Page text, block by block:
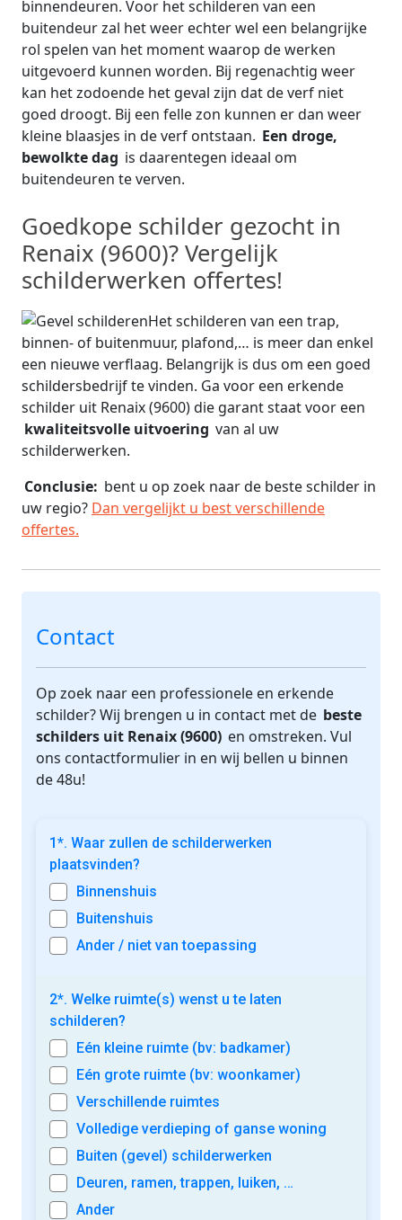
binnendeuren. Voor het schilderen van een
buitendeur zal het weer echter wel een belangrijke
rol spelen van het moment waarop de werken
uitgevoerd kunnen worden. Bij regenachtig weer
kan het zodoende het geval zijn dat de verf niet
goed droogt. Bij een felle zon kunnen er dan weer
kleine blaasjes in de verf ontstaan. Een droge,
bewolkte dag is daarentegen ideaal om
buitendeuren te verven.
Goedkope schilder gezocht in
Renaix (9600)? Vergelijk
schilderwerken offertes!
Het schilderen van een trap,
binnen- of buitenmuur, plafond,… is meer dan enkel
een nieuwe verflaag. Belangrijk is dus om een goed
schildersbedrijf te vinden. Ga voor een erkende
schilder uit Renaix (9600) die garant staat voor een
kwaliteitsvolle uitvoering van al uw
schilderwerken.
Conclusie: bent u op zoek naar de beste schilder in
uw regio? Dan vergelijkt u best verschillende
offertes.
Contact
Op zoek naar een professionele en erkende
schilder? Wij brengen u in contact met de beste
schilders uit Renaix (9600) en omstreken. Vul
ons contactformulier in en wij bellen u binnen
de 48u!
1*. Waar zullen de schilderwerken
plaatsvinden?
Binnenshuis
Buitenshuis
Ander / niet van toepassing
2*. Welke ruimte(s) wenst u te laten
schilderen?
Eén kleine ruimte (bv: badkamer)
Eén grote ruimte (bv: woonkamer)
Verschillende ruimtes
Volledige verdieping of ganse woning
Buiten (gevel) schilderwerken
Deuren, ramen, trappen, luiken, …
Ander